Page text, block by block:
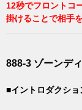
12秒でフロントコ
掛けることで相手
888-3 ゾーンデ
■イントロダクショ